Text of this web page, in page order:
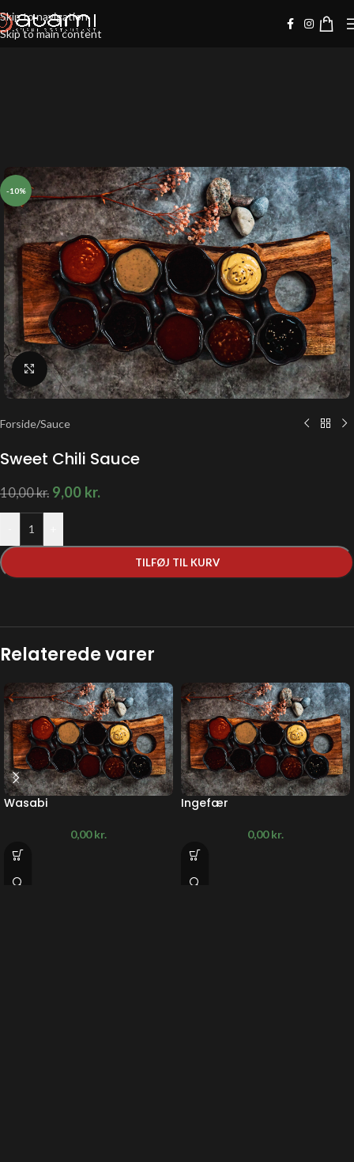
Skip to navigation
Skip to main content
-10%
Klik for at forstørre
Forside/Sauce
Sweet Chili Sauce
10,00kr. 9,00 kr.
TILFØJ TIL KURV
Relaterede varer
Wasabi
0,00kr.
Ingefær
0,00kr.